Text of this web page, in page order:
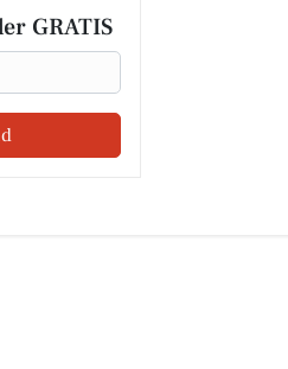
GRATIS